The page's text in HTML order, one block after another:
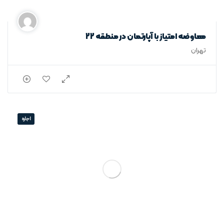
معاوضه امتیاز با آپارتمان در منطقه 22
تهران
اجاره